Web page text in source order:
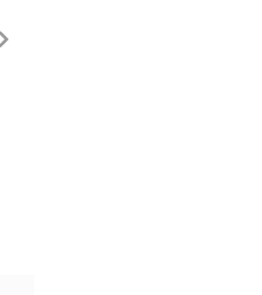
た改革プロジェク
ントとの折衝を主
、社内外の関係者
設計・課題構造化
意思決定を推進い
コンサルタントポ